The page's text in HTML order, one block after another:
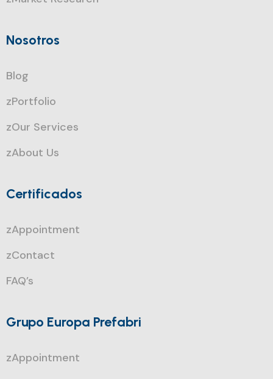
Nosotros
Blog
zPortfolio
zOur Services
zAbout Us
Certificados
zAppointment
zContact
FAQ’s
Grupo Europa Prefabri
zAppointment